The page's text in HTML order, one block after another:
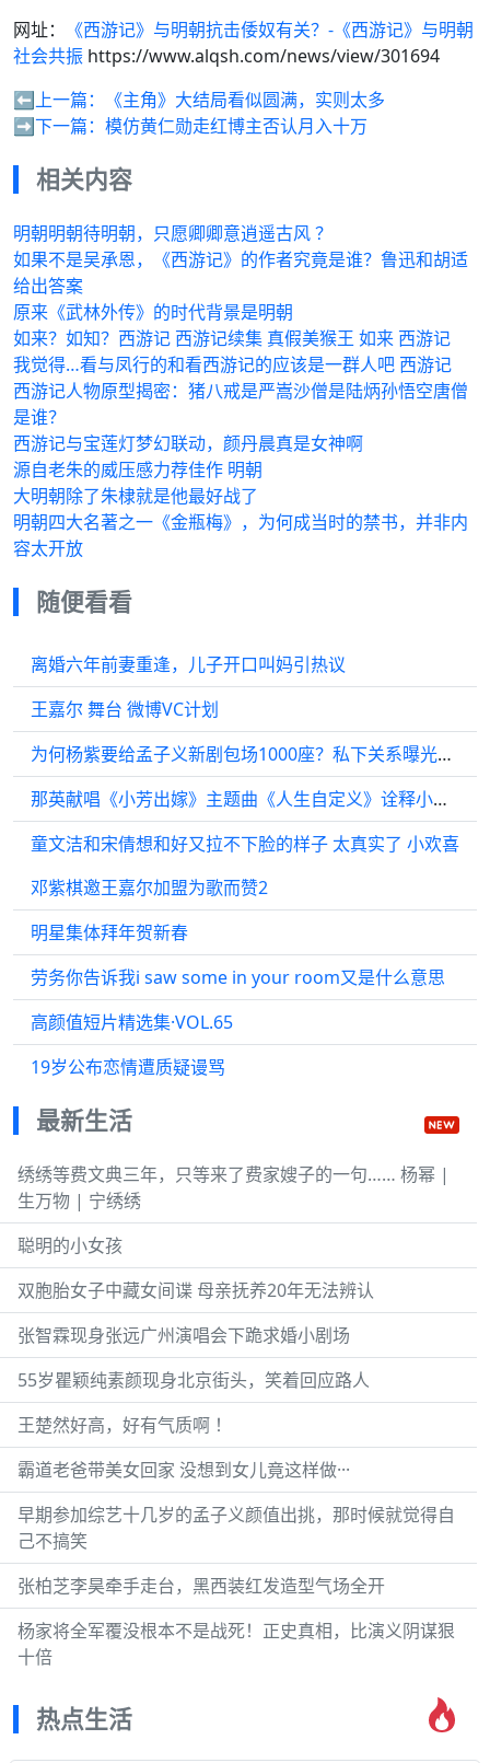
网址：
《西游记》与明朝抗击倭奴有关？-《西游记》与明朝
社会共振 https://www.alqsh.com/news/view/301694
⬅️上一篇：
《主角》大结局看似圆满，实则太多
➡️下一篇： 模仿黄仁勋走红博主否认月入十万
相关内容
明朝明朝待明朝，只愿卿卿意逍遥古风 ？
如果不是吴承恩，《西游记》的作者究竟是谁？鲁迅和胡适
给出答案
原来《武林外传》的时代背景是明朝
如来？如知？西游记 西游记续集 真假美猴王 如来 西游记
我觉得…看与凤行的和看西游记的应该是一群人吧 西游记
西游记人物原型揭密：猪八戒是严嵩沙僧是陆炳孙悟空唐僧
是谁？
西游记与宝莲灯梦幻联动，颜丹晨真是女神啊
源自老朱的威压感力荐佳作 明朝
大明朝除了朱棣就是他最好战了
明朝四大名著之一《金瓶梅》，为何成当时的禁书，并非内
容太开放
随便看看
离婚六年前妻重逢，儿子开口叫妈引热议
王嘉尔 舞台 微博VC计划
为何杨紫要给孟子义新剧包场1000座？私下关系曝光，才懂双向奔赴的姐妹情
那英献唱《小芳出嫁》主题曲《人生自定义》诠释小镇女孩成长
童文洁和宋倩想和好又拉不下脸的样子 太真实了 小欢喜
邓紫棋邀王嘉尔加盟为歌而赞2
明星集体拜年贺新春
劳务你告诉我i saw some in your room又是什么意思
高颜值短片精选集·VOL.65
19岁公布恋情遭质疑谩骂
最新生活
绣绣等费文典三年，只等来了费家嫂子的一句…… 杨幂 |
生万物 | 宁绣绣
聪明的小女孩
双胞胎女子中藏女间谍 母亲抚养20年无法辨认
张智霖现身张远广州演唱会下跪求婚小剧场
55岁瞿颖纯素颜现身北京街头，笑着回应路人
王楚然好高，好有气质啊 ！
霸道老爸带美女回家 没想到女儿竟这样做···
早期参加综艺十几岁的孟子义颜值出挑，那时候就觉得自
己不搞笑
张柏芝李昊牵手走台，黑西装红发造型气场全开
杨家将全军覆没根本不是战死！正史真相，比演义阴谋狠
十倍
热点生活